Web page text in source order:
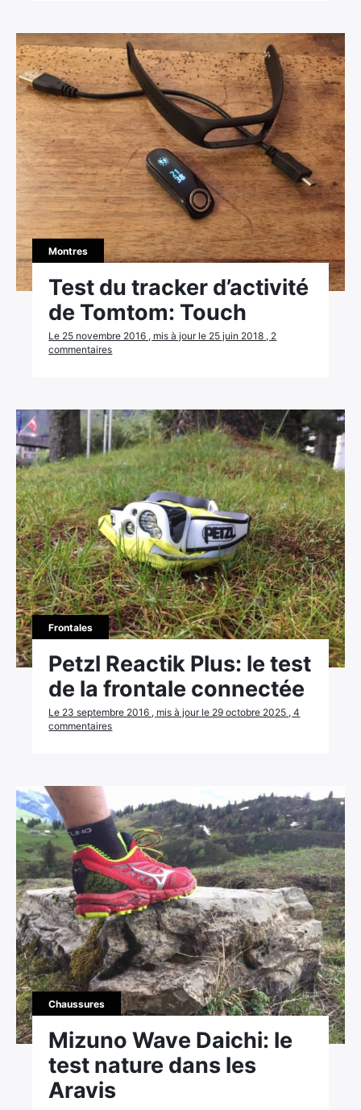
Montres
Test du tracker d’activité
de Tomtom: Touch
Le 25 novembre 2016 , mis à jour le 25 juin 2018 , 2
commentaires
Frontales
Petzl Reactik Plus: le test
de la frontale connectée
Le 23 septembre 2016 , mis à jour le 29 octobre 2025 , 4
commentaires
Chaussures
Mizuno Wave Daichi: le
test nature dans les
Aravis